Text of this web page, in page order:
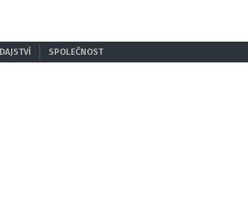
SPOLEČNOST